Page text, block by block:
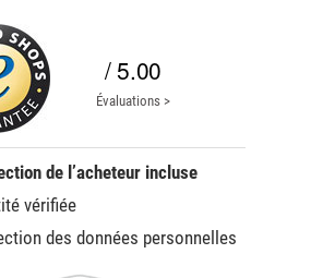
/ 5.00
Évaluations >
de l’acheteur incluse
vérifiée
des données personnelles